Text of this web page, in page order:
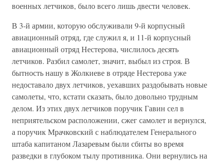
военных летчиков, было всего лишь двести человек.
В 3-й армии, которую обслуживали 9-й корпусный
авиационный отряд, где служил я, и 11-й корпусный
авиационный отряд Нестерова, числилось десять
летчиков. Разбил самолет, значит, выбыл из строя. В
бытность нашу в Жолкиеве в отряде Нестерова уже
недоставало двух летчиков, уехавших раздобывать новые
самолеты, что, кстати сказать, было довольно трудным
делом. Из этих двух летчиков поручик Гавин сел в
неприятельском расположении, сжег самолет и вернулся,
а поручик Мрачковский с наблюдателем Генерального
штаба капитаном Лазаревым были сбиты во время
разведки в глубоком тылу противника. Они вернулись на